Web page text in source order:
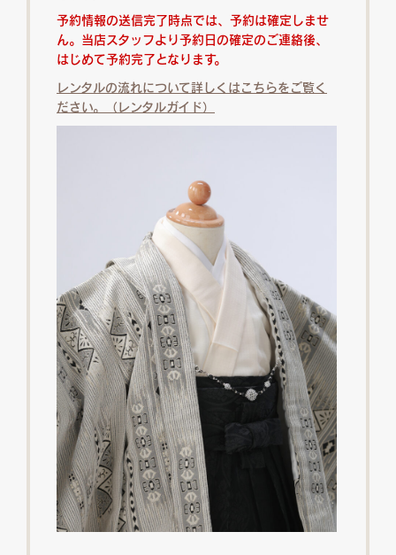
予約情報の送信完了時点では、予約は確定しませ
ん。当店スタッフより予約日の確定のご連絡後、
はじめて予約完了となります。
レンタルの流れについて詳しくはこちらをご覧く
ださい。（レンタルガイド）